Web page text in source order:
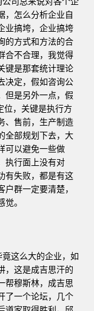
，怎么分析企业自
业搞垮，企业搞垮
的方式和方法的合
合不合理，我觉得
键是那套统计理论
决定，假如咨询公
但是另外一点，假
位，关键是执行方
、售前，生产制造
全部规划下去，大
可以避免一些做
执行面上没有对
有失败，都是有这
群一定要清楚，
。
这么大的企业，如
，这是成吉思汗的
帮穆斯林，成吉思
了一个论坛，几个